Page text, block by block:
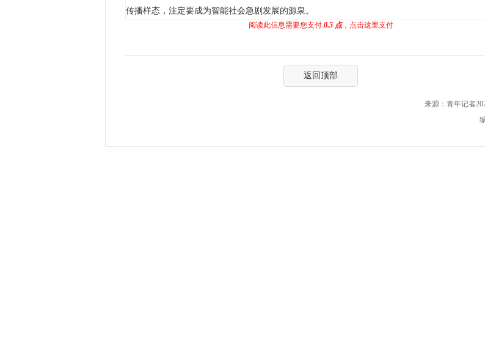
传播样态，注定要成为智能社会急剧发展的源泉。
阅读此信息需要您支付 0.5 点，点击这里支付
返回顶部
来源：青年记者